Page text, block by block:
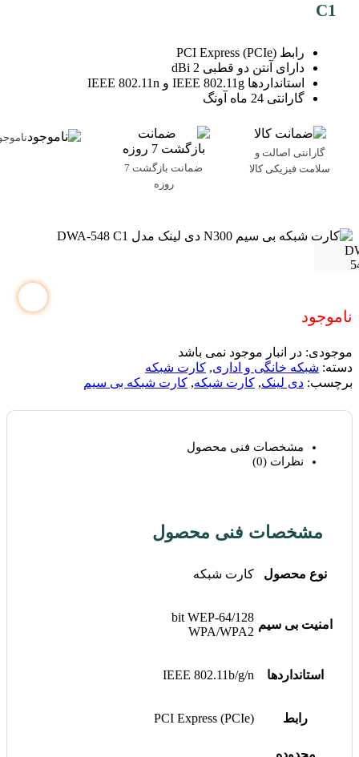
C1
رابط PCI Express (PCIe)
دارای آنتن دو قطبی 2 dBi
استانداردها IEEE 802.11g و IEEE 802.11n
گارانتی 24 ماه آونگ
گارانتی اصالت و
سلامت فیزیکی کالا
ضمانت بازگشت 7
روزه
ناموجود
موجودی: در انبار موجود نمی باشد
دسته: شبکه خانگی و اداری, کارت شبکه
برچسب: دی لینک, کارت شبکه, کارت شبکه بی سیم
مشخصات فنی محصول
نظرات (0)
مشخصات فنی محصول
نوع محصول کارت شبکه
امنیت بی سیم
64/128-bit WEP
WPA/WPA2
استانداردها IEEE 802.11b/g/n
رابط PCI Express (PCIe)